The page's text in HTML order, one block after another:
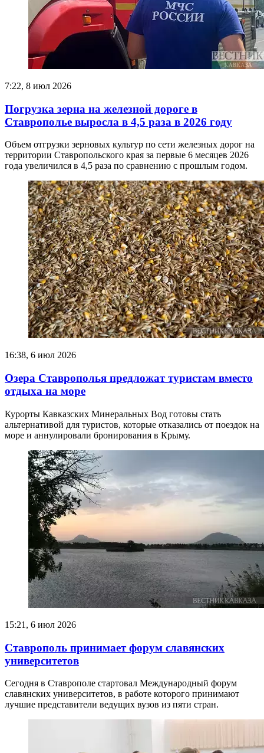
7:22, 8 июл 2026
Погрузка зерна на железной дороге в
Ставрополье выросла в 4,5 раза в 2026 году
Объем отгрузки зерновых культур по сети железных дорог на
территории Ставропольского края за первые 6 месяцев 2026
года увеличился в 4,5 раза по сравнению с прошлым годом.
16:38, 6 июл 2026
Озера Ставрополья предложат туристам вместо
отдыха на море
Курорты Кавказских Минеральных Вод готовы стать
альтернативой для туристов, которые отказались от поездок на
море и аннулировали бронирования в Крыму.
15:21, 6 июл 2026
Ставрополь принимает форум славянских
университетов
Сегодня в Ставрополе стартовал Международный форум
славянских университетов, в работе которого принимают
лучшие представители ведущих вузов из пяти стран.